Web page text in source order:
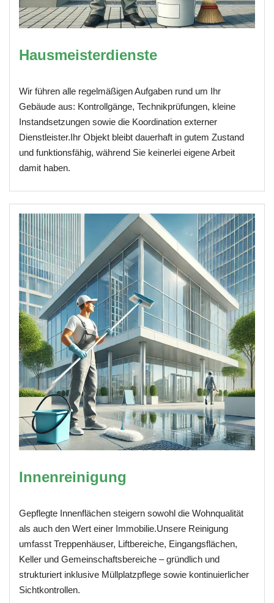
Hausmeisterdienste
Wir führen alle regelmäßigen Aufgaben rund um Ihr
Gebäude aus: Kontrollgänge, Technikprüfungen, kleine
Instandsetzungen sowie die Koordination externer
Dienstleister.Ihr Objekt bleibt dauerhaft in gutem Zustand
und funktionsfähig, während Sie keinerlei eigene Arbeit
damit haben.
Innenreinigung
Gepflegte Innenflächen steigern sowohl die Wohnqualität
als auch den Wert einer Immobilie.Unsere Reinigung
umfasst Treppenhäuser, Liftbereiche, Eingangsflächen,
Keller und Gemeinschaftsbereiche – gründlich und
strukturiert inklusive Müllplatzpflege sowie kontinuierlicher
Sichtkontrollen.